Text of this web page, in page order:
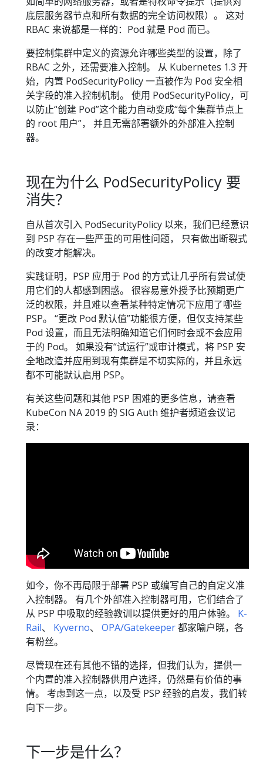
底层服务器节点和所有数据的完全访问权限）。 这对
RBAC 来说都是一样的：Pod 就是 Pod 而已。
要控制集群中定义的资源允许哪些类型的设置，除了
RBAC 之外，还需要准入控制。 从 Kubernetes 1.3 开
始，内置 PodSecurityPolicy 一直被作为 Pod 安全相
关字段的准入控制机制。 使用 PodSecurityPolicy，可
以防止“创建 Pod”这个能力自动变成“每个集群节点上
的 root 用户”， 并且无需部署额外的外部准入控制
器。
现在为什么 PodSecurityPolicy 要
消失？
自从首次引入 PodSecurityPolicy 以来，我们已经意识
到 PSP 存在一些严重的可用性问题， 只有做出断裂式
的改变才能解决。
实践证明，PSP 应用于 Pod 的方式让几乎所有尝试使
用它们的人都感到困惑。 很容易意外授予比预期更广
泛的权限，并且难以查看某种特定情况下应用了哪些
PSP。 “更改 Pod 默认值”功能很方便，但仅支持某些
Pod 设置，而且无法明确知道它们何时会或不会应用
于的 Pod。 如果没有“试运行”或审计模式，将 PSP 安
全地改造并应用到现有集群是不切实际的，并且永远
都不可能默认启用 PSP。
有关这些问题和其他 PSP 困难的更多信息，请查看
KubeCon NA 2019 的 SIG Auth 维护者频道会议记
录：
如今，你不再局限于部署 PSP 或编写自己的自定义准
入控制器。 有几个外部准入控制器可用，它们结合了
从 PSP 中吸取的经验教训以提供更好的用户体验。 K-
Rail、 Kyverno、 OPA/Gatekeeper都家喻户晓，各
有粉丝。
尽管现在还有其他不错的选择，但我们认为，提供一
个内置的准入控制器供用户选择，仍然是有价值的事
情。 考虑到这一点，以及受 PSP 经验的启发，我们转
向下一步。
下一步是什么？